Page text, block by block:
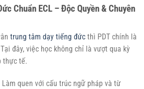
Chuẩn ECL – Độc Quyền & Chuyên
trung tâm dạy tiếng đức thì PDT chính là
đây, việc học không chỉ là vượt qua kỳ
thực tế.
Làm quen với cấu trúc ngữ pháp và từ